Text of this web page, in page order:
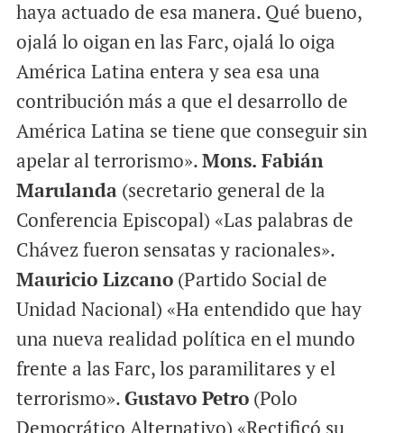
haya actuado de esa manera. Qué bueno,
ojalá lo oigan en las Farc, ojalá lo oiga
América Latina entera y sea esa una
contribución más a que el desarrollo de
América Latina se tiene que conseguir sin
apelar al terrorismo».Mons. Fabián
Marulanda(secretario general de la
Conferencia Episcopal) «Las palabras de
Chávez fueron sensatas y racionales».
Mauricio Lizcano(Partido Social de
Unidad Nacional) «Ha entendido que hay
una nueva realidad política en el mundo
frente a las Farc, los paramilitares y el
terrorismo».Gustavo Petro(Polo
Democrático Alternativo) «Rectificó su